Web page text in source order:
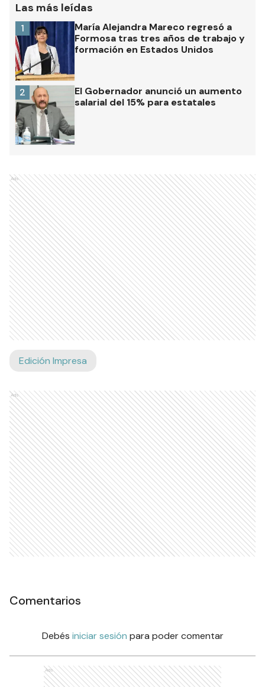
Las más leídas
María Alejandra Mareco regresó a
Formosa tras tres años de trabajo y
formación en Estados Unidos
1
El Gobernador anunció un aumento
salarial del 15% para estatales
2
Ads
Edición Impresa
Ads
Comentarios
Debés iniciar sesión para poder comentar
Ads